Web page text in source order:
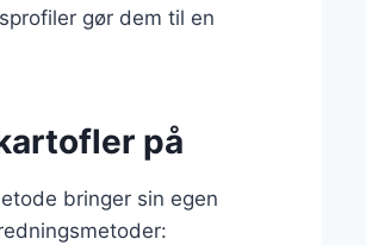
gør dem til en
på
bringer sin egen